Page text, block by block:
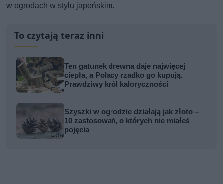
w ogrodach w stylu japońskim.
To czytają teraz inni
Ten gatunek drewna daje najwięcej
ciepła, a Polacy rzadko go kupują.
Prawdziwy król kaloryczności
Szyszki w ogrodzie działają jak złoto –
10 zastosowań, o których nie miałeś
pojęcia